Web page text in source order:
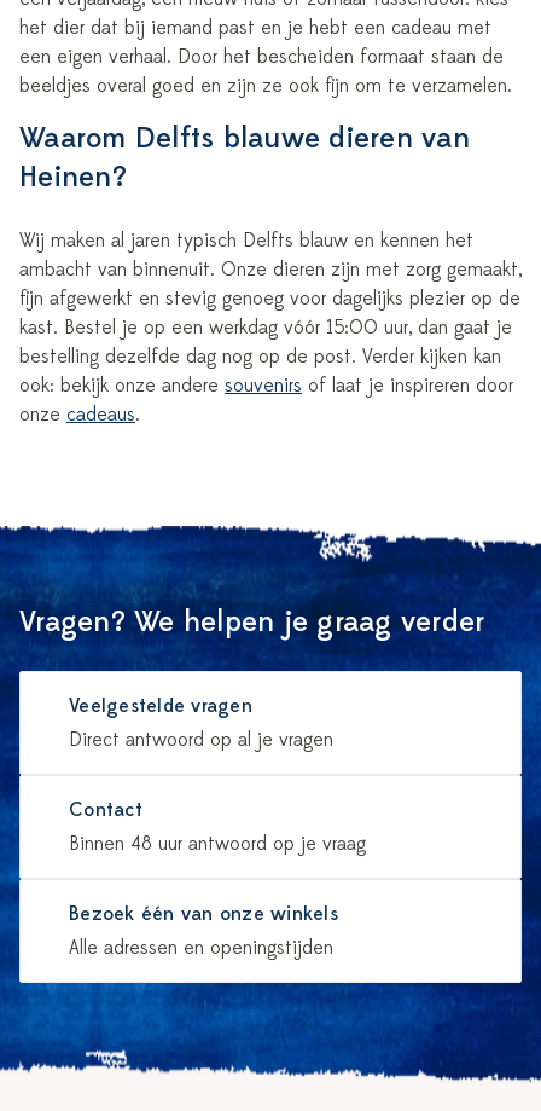
het dier dat bij iemand past en je hebt een cadeau met
een eigen verhaal. Door het bescheiden formaat staan de
beeldjes overal goed en zijn ze ook fijn om te verzamelen.
Waarom Delfts blauwe dieren van
Heinen?
Wij maken al jaren typisch Delfts blauw en kennen het
ambacht van binnenuit. Onze dieren zijn met zorg gemaakt,
fijn afgewerkt en stevig genoeg voor dagelijks plezier op de
kast. Bestel je op een werkdag vóór 15:00 uur, dan gaat je
bestelling dezelfde dag nog op de post. Verder kijken kan
ook: bekijk onze andere souvenirs of laat je inspireren door
onze cadeaus.
Vragen? We helpen je graag verder
Veelgestelde vragen
Direct antwoord op al je vragen
Contact
Binnen 48 uur antwoord op je vraag
Bezoek één van onze winkels
Alle adressen en openingstijden